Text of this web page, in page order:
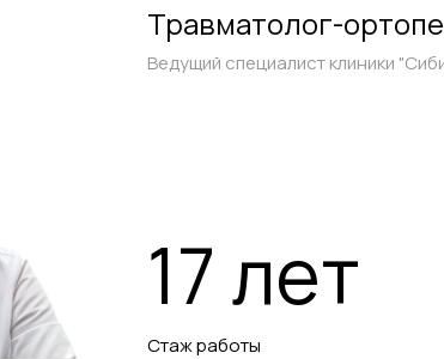
Травматолог-
Ведущий специалист клиники
17 лет
Стаж работы